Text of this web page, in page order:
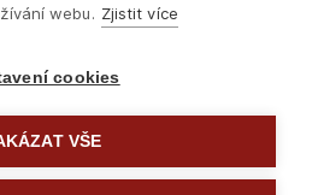
Další
webu. Zjistit více
cookies
VŠE